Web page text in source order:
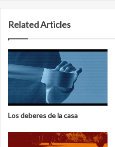
Related Articles
Los deberes de la casa